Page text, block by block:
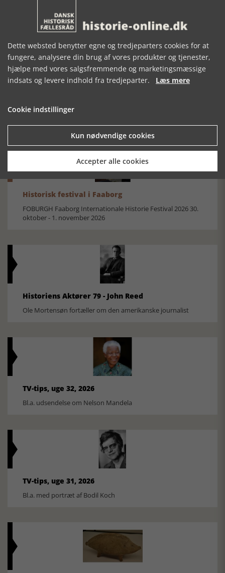
Mosefolket
Silkeborg Hovedgården
Historisk festival i Faaborg
FOBURGH Faaborg Internationale Historie Festival 2026 30.
oktober - 1. november 2026
Historiens Aktører 79 - John Reed
Ole Mortensøn fortæller om den amerikanske journalist
TV-tips, uge 32, 2026
Bl.a. udsendelse om Nelson Mandela
TV-tips, uge 31, 2026
Bl.a. med portræt af Bodil Koch
Dette websted benytter egne og tredjeparters cookies for at
fungere, analysere din brug af vores produkter og tjenester,
hjælpe med vores salgsfremmende og marketingsmæssige
indsats og levere indhold fra tredjeparter. Læs mere
Cookie indstillinger
Kun nødvendige cookies
Accepter alle cookies